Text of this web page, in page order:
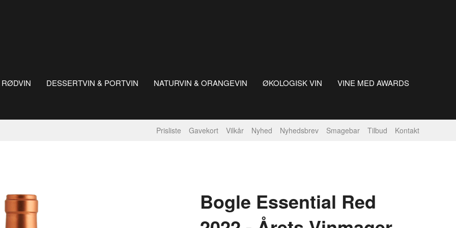
RØDVIN DESSERTVIN & PORTVIN NATURVIN & ORANGEVIN ØKOLOGISK VIN VINE MED AWARDS
Prisliste Gavekort Vilkår Nyhed Nyhedsbrev Smagebar Tilbud Kontakt
Bogle Essential Red